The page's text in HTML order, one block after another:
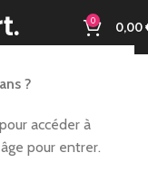
?
accéder à
pour entrer.
0 0,00